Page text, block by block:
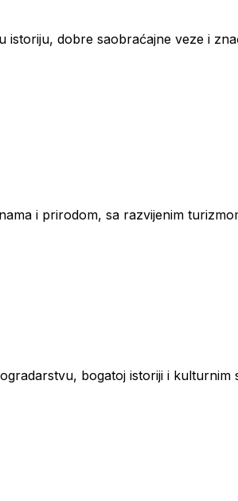
dobre saobraćajne veze i
i prirodom, sa razvijenim
bogatoj istoriji i